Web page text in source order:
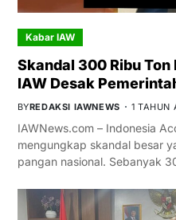
Kabar IAW
Skandal 300 Ribu
IAW Desak
BYREDAKSI IAWNEWS 1 TAHUN
IAWNews.com – Indonesia
mengungkap skandal besar
pangan nasional. Sebanyak